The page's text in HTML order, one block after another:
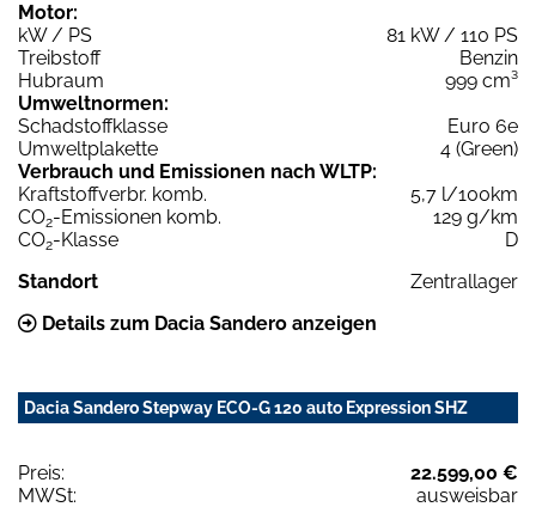
Motor:
kW / PS
81 kW / 110 PS
Treibstoff
Benzin
Hubraum
999 cm³
Umweltnormen:
Schadstoffklasse
Euro 6e
Umweltplakette
4 (Green)
Verbrauch und Emissionen nach WLTP:
Kraftstoffverbr. komb.
5,7 l/100km
CO2-Emissionen komb.
129 g/km
CO2-Klasse
D
Standort
Zentrallager
Details zum Dacia Sandero anzeigen
Dacia Sandero Stepway ECO-G 120 auto Expression SHZ
Preis:
22.599,00 €
MWSt:
ausweisbar